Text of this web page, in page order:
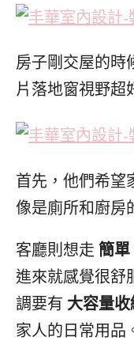
房子剛交屋的時
片落地窗視野超
首先，他們希望
像是廁所和廚房
客廳則想走 簡單
進來就感覺很舒
調要有 大容量
家人的日常用品